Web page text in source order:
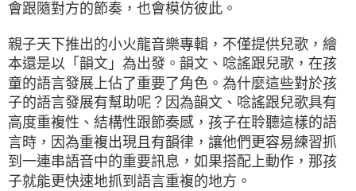
會跟隨對方的節奏，也會模仿彼此。
親子天下推出的小火龍音樂專輯，不僅提供兒歌，繪
本還是以「韻文」為出發。韻文、唸謠跟兒歌，在孩
童的語言發展上佔了重要了角色。為什麼這些對於孩
子的語言發展有幫助呢？因為韻文、唸謠跟兒歌具有
高度重複性、結構性跟節奏感，孩子在聆聽這樣的語
言時，因為重複出現且有韻律，讓他們更容易練習抓
到一連串語音中的重要訊息，如果搭配上動作，那孩
子就能更快速地抓到語言重複的地方。